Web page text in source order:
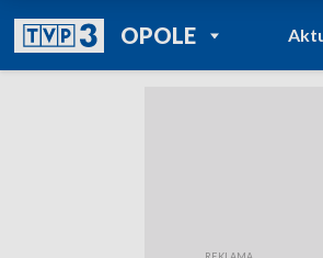
OPOLEPOWRÓT DO
TVP REGIONY